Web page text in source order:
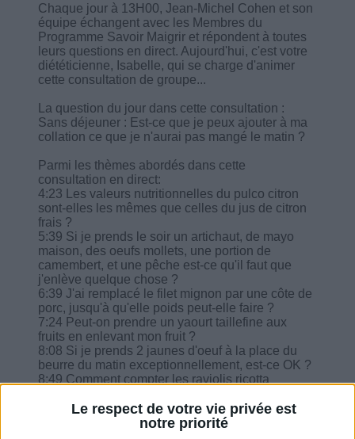
Le respect de votre vie privée est
notre priorité
Chaque jour à 13H00, Jean-Michel Cohen et son
équipe échangent avec les Membres du
Programme Savoir Maigrir et répondent à toutes
leurs questions en direct. Aujourd'hui, c'est votre
diététicienne, Isabelle, qui se charge d'animer
cette consultation de groupe...
La question du jour dans cette consultation :
Sans déjeuner : Est-ce que je peux ajouter à ma
collation ce que je n'aurai pas mangé le matin ?
Parmi les thèmes abordés dans cette
consultation en direct:
4:23 Les valeurs nutritionnelles du pulco citron
sont-elles les mêmes que celles du jus de citron
frais ?
5:39 Si je prends le soir un artichaut, de mayo
maison, des oeufs mollets, une portion de
camembert, et une pêche est-ce qu'il faut que
j'enlève quelque chose ?
6:39 J'ai remplacé le filet mignon par une côte de
porc, jusqu'à qu'elle poids peut-elle faire ?
7:24 Peut-on prendre un yaourt taillefine aux
fruits en enlevant mon fruit ?
8:08 Si je prends 2 jaunes d'oeuf à la place du
beurre du matin exceptionnellement, est-ce OK ?
8:49 Comment compter les raviolis ricotta
10:35 Sans déjeuner : Est-ce que je peux ajouter
à ma collation ce que je n'aurai pas mangé le